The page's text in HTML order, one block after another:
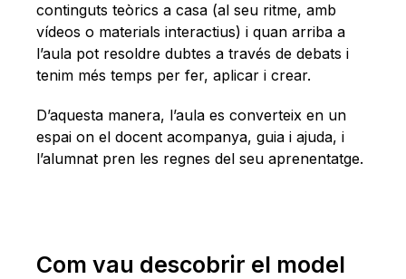
continguts teòrics a casa (al seu ritme, amb
vídeos o materials interactius) i quan arriba a
l’aula pot resoldre dubtes a través de debats i
tenim més temps per fer, aplicar i crear.
D’aquesta manera, l’aula es converteix en un
espai on el docent acompanya, guia i ajuda, i
l’alumnat pren les regnes del seu aprenentatge.
Com vau descobrir el model